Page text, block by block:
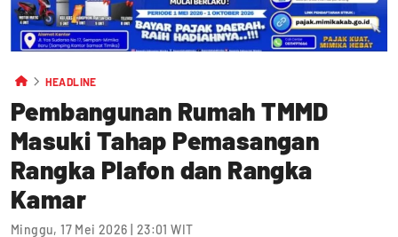
HEADLINE
Pembangunan Rumah TMMD
Masuki Tahap Pemasangan
Rangka Plafon dan Rangka
Kamar
Minggu, 17 Mei 2026 | 23:01 WIT